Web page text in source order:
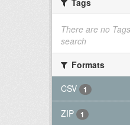
There are no
search
Formats
CSV
1
ZIP 1